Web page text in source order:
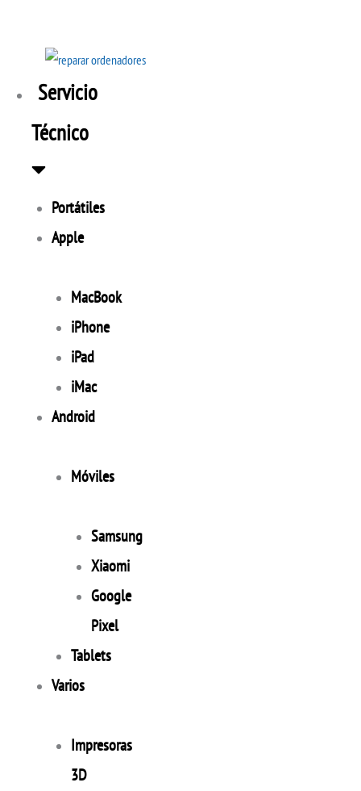
Servicio
Técnico
Portátiles
Apple
MacBook
iPhone
iPad
iMac
Android
Móviles
Samsung
Xiaomi
Google
Pixel
Tablets
Varios
Impresoras
3D